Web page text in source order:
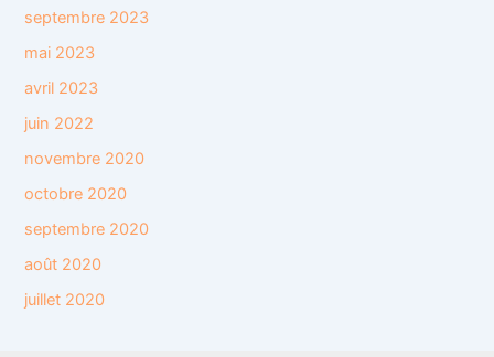
septembre 2023
mai 2023
avril 2023
juin 2022
novembre 2020
octobre 2020
septembre 2020
août 2020
juillet 2020